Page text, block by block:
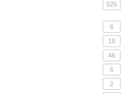
526
6
18
46
6
2